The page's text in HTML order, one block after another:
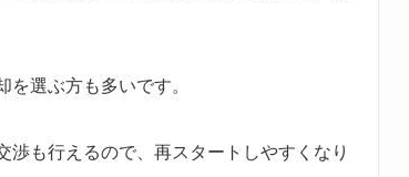
選ぶ方も多いです。
も行えるので、再スタートしやすくなり